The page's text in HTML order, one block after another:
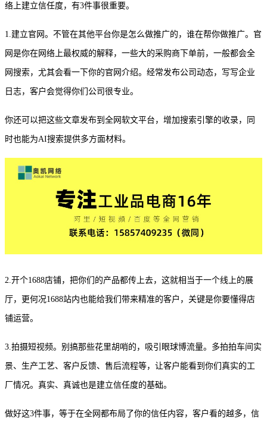
络上建立信任度，有3件事很重要。
1.建立官网 。 不管在其他平台你是怎么做推广的，谁在帮你做推广。官
网是你在网络上最权威的解释，一些大的采购商下单前，一般都会全
网搜索，尤其会看一下你的官网介绍。经常发布公司动态，写写企业
日志，客户会觉得你们公司很专业。
你还可以把这些文章发布到全网软文平台，增加搜索引擎的收录，同
时也能为AI搜索提供多方面材料。
2.开个1688店铺，把你们的产品都传上去，这就相当于一个线上的展
厅，更何况1688站内也能给我们带来精准的客户，关键是你要懂得店
铺运营。
3.拍摄短视频。别搞那些花里胡哨的，吸引眼球博流量。多拍拍车间实
景、生产工艺、客户反馈、售后流程等，让客户能看到你们真实的工
厂情况。真实、真诚也是建立信任度的基础。
做好这3件事，等于在全网都布局了你的信任内容，客户看的越多，信